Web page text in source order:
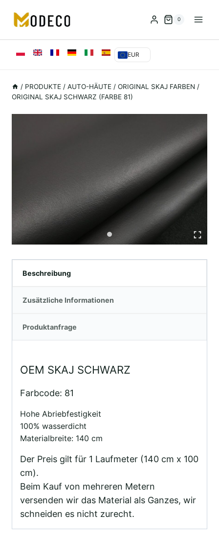
Inhalt
springen
0
EUR
/ PRODUKTE / AUTO-HÄUTE / ORIGINAL SKAJ FARBEN /
ORIGINAL SKAJ SCHWARZ (FARBE 81)
Beschreibung
Zusätzliche Informationen
Produktanfrage
OEM SKAJ SCHWARZ
Farbcode: 81
Hohe Abriebfestigkeit
100% wasserdicht
Materialbreite: 140 cm
Der Preis gilt für 1 Laufmeter (140 cm x 100
cm).
Beim Kauf von mehreren Metern
versenden wir das Material als Ganzes, wir
schneiden es nicht zurecht.